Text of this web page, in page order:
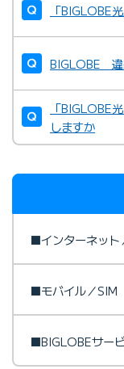
「BIGLOBE
BIGLOBE 違
「BIGLOBE
しますか
■インターネット
■モバイル／SIM
■BIGLOBEサー